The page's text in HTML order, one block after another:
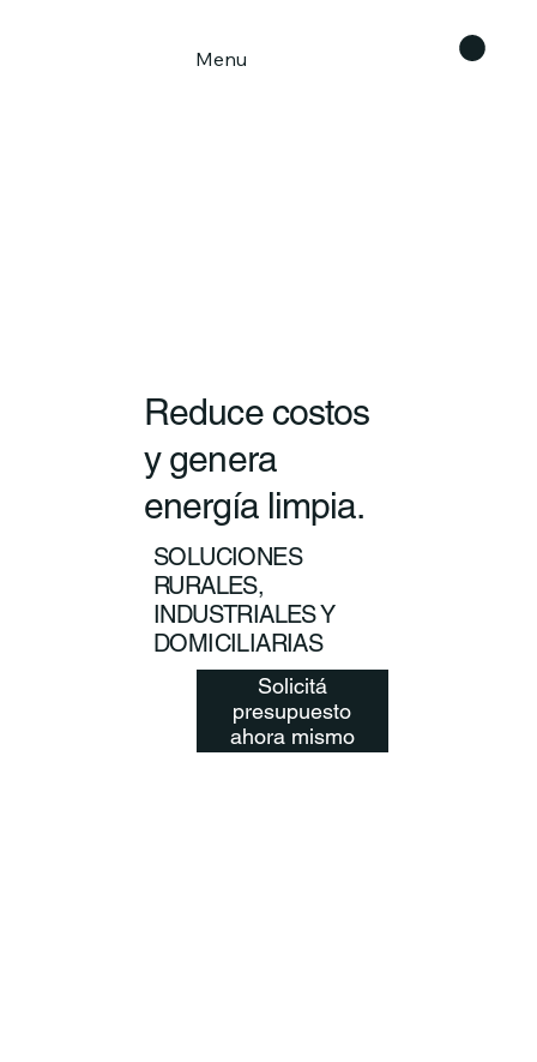
Menu
Reduce costos
y genera
energía limpia.
SOLUCIONES
RURALES,
INDUSTRIALES Y
DOMICILIARIAS
Solicitá
presupuesto
ahora mismo